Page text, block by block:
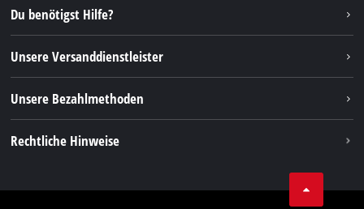
FAQs
Rücksendungen / Widerruf
Verpackungsrichtlinien
Hinweise zur Batterieentsorgung
Vertrag widerrufen
Instagram
TikTok
Pinterest
Linkedin
Du benötigst Hilfe?
Unsere Versanddienstleister
Unsere Bezahlmethoden
Rechtliche Hinweise